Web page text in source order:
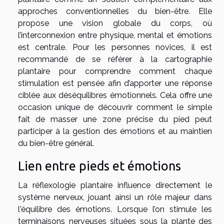
approches conventionnelles du bien-être. Elle
propose une vision globale du corps, où
l’interconnexion entre physique, mental et émotions
est centrale. Pour les personnes novices, il est
recommandé de se référer à la cartographie
plantaire pour comprendre comment chaque
stimulation est pensée afin d’apporter une réponse
ciblée aux déséquilibres émotionnels. Cela offre une
occasion unique de découvrir comment le simple
fait de masser une zone précise du pied peut
participer à la gestion des émotions et au maintien
du bien-être général.
Lien entre pieds et émotions
La réflexologie plantaire influence directement le
système nerveux, jouant ainsi un rôle majeur dans
l'équilibre des émotions. Lorsque l’on stimule les
terminaisons nerveuses situées sous la plante des